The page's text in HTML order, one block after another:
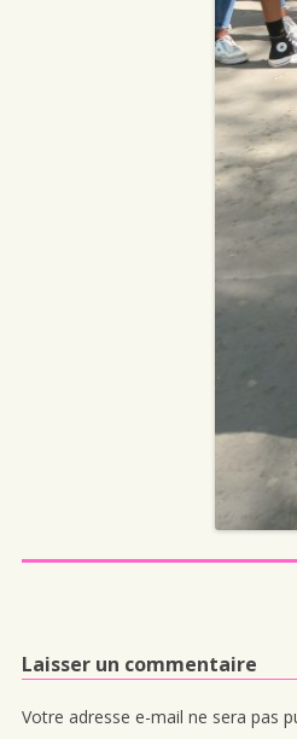
Laisser un commentaire
Votre adresse e-mail ne sera pas